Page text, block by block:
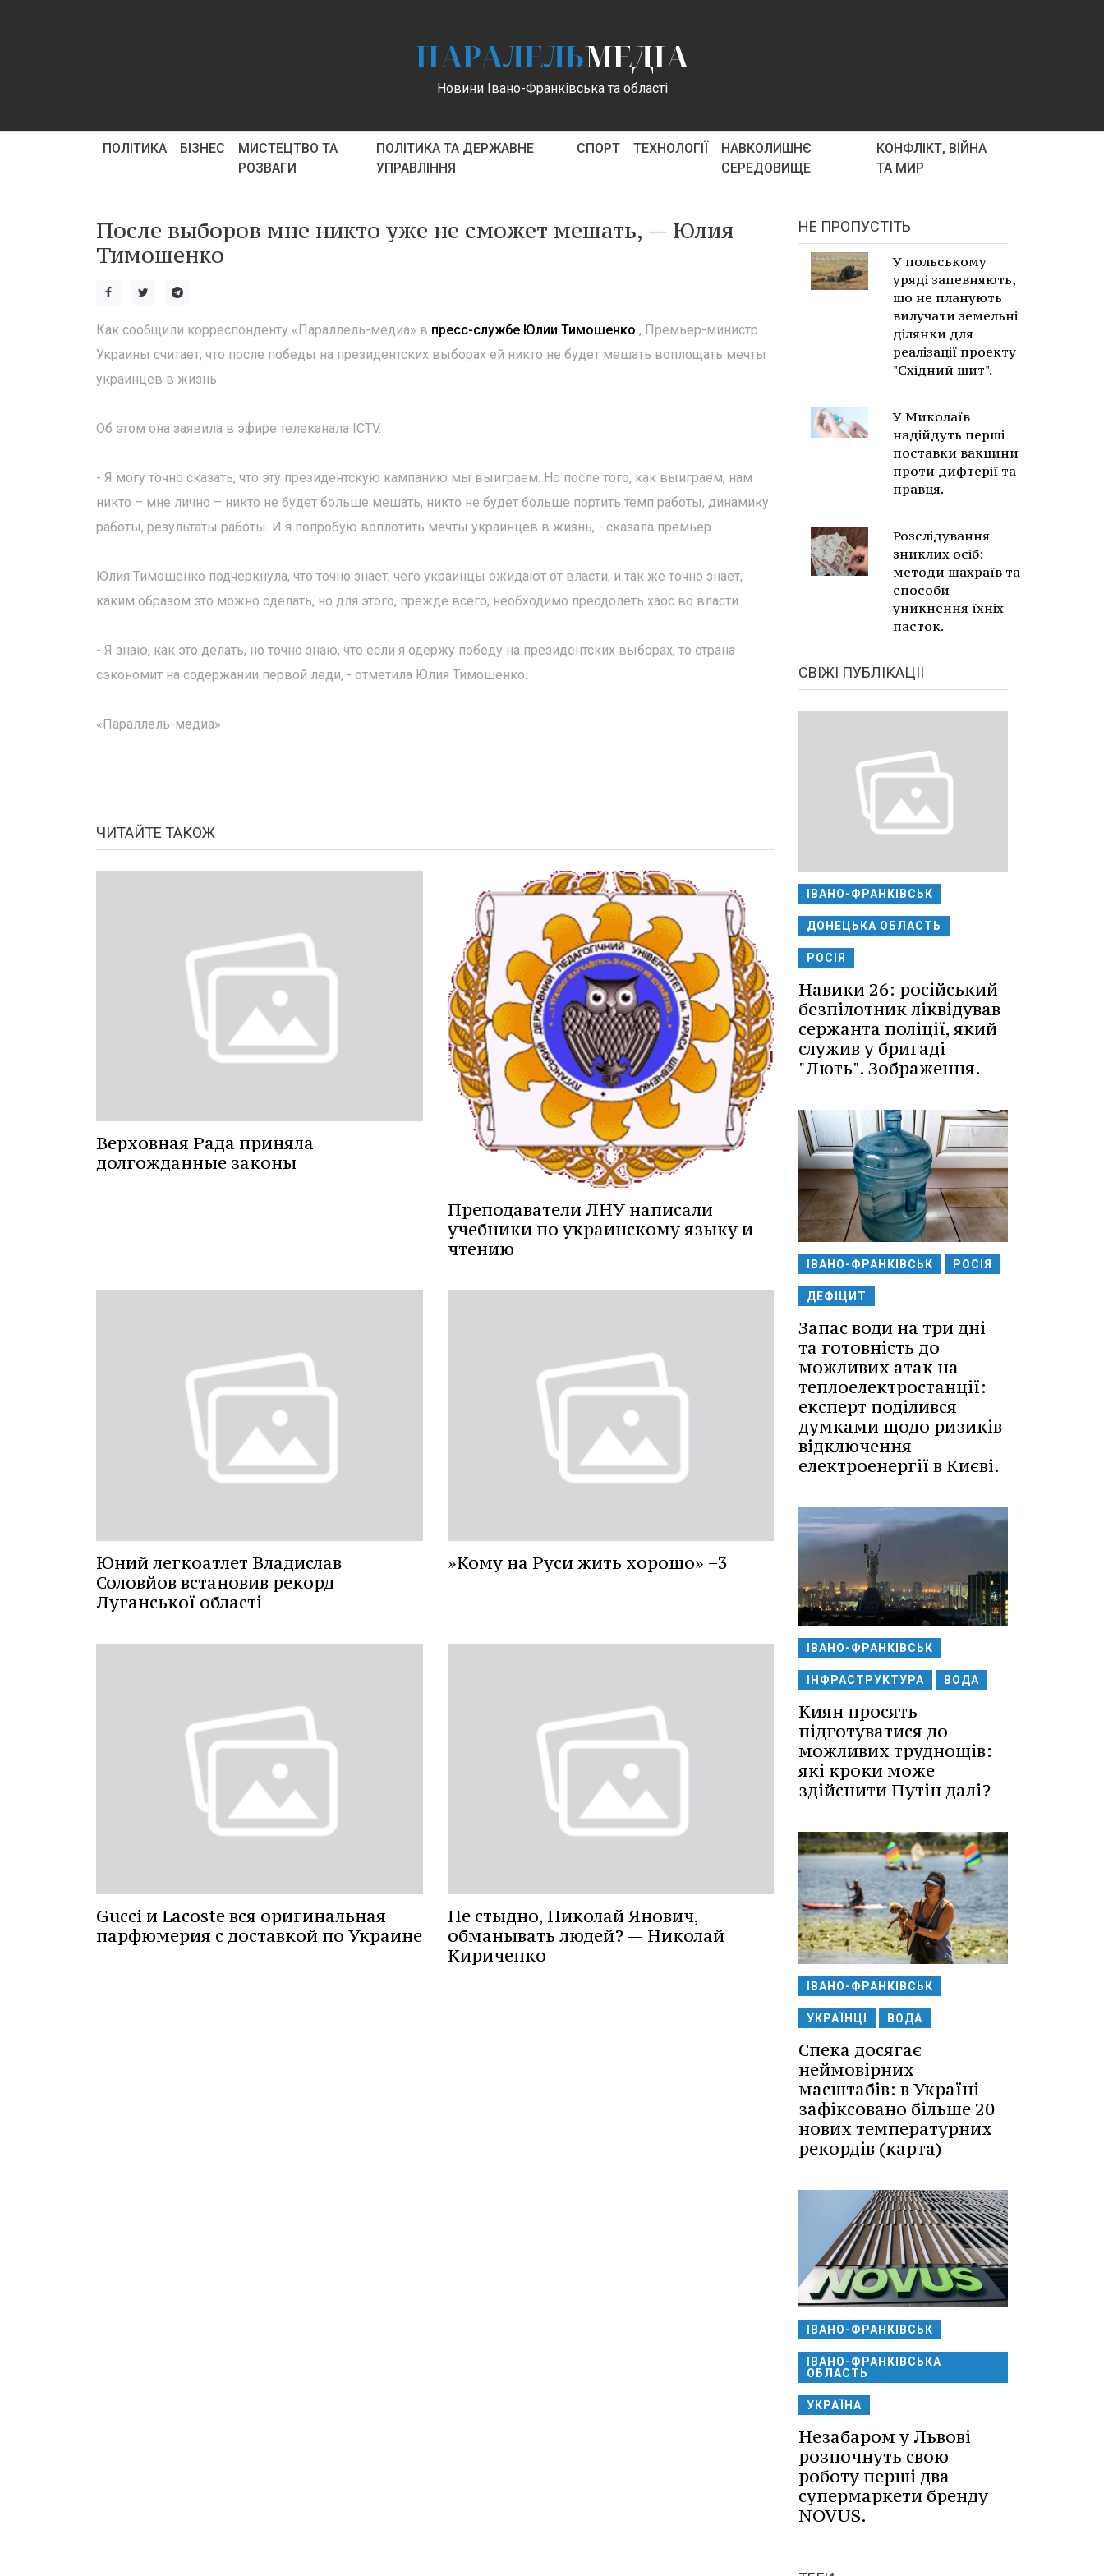
ПАРАЛЕЛЬМЕДІА
Новини Івано-Франківська та області
ПОЛІТИКА БІЗНЕС
МИСТЕЦТВО ТА
РОЗВАГИ
ПОЛІТИКА ТА ДЕРЖАВНЕ
УПРАВЛІННЯ
СПОРТ ТЕХНОЛОГІЇ
НАВКОЛИШНЄ
СЕРЕДОВИЩЕ
КОНФЛІКТ, ВІЙНА
ТА МИР
После выборов мне никто уже не сможет мешать, — Юлия
Тимошенко
Как сообщили корреспонденту «Параллель-медиа» в пресс-службе Юлии Тимошенко , Премьер-министр
Украины считает, что после победы на президентских выборах ей никто не будет мешать воплощать мечты
украинцев в жизнь.
Об этом она заявила в эфире телеканала ICTV.
- Я могу точно сказать, что эту президентскую кампанию мы выиграем. Но после того, как выиграем, нам
никто – мне лично – никто не будет больше мешать, никто не будет больше портить темп работы, динамику
работы, результаты работы. И я попробую воплотить мечты украинцев в жизнь, - сказала премьер.
Юлия Тимошенко подчеркнула, что точно знает, чего украинцы ожидают от власти, и так же точно знает,
каким образом это можно сделать, но для этого, прежде всего, необходимо преодолеть хаос во власти.
- Я знаю, как это делать, но точно знаю, что если я одержу победу на президентских выборах, то страна
сэкономит на содержании первой леди, - отметила Юлия Тимошенко.
«Параллель-медиа»
ЧИТАЙТЕ ТАКОЖ
Верховная Рада приняла
долгожданные законы
Преподаватели ЛНУ написали
учебники по украинскому языку и
чтению
Юний легкоатлет Владислав
Соловйов встановив рекорд
Луганської області
»Кому на Руси жить хорошо» −3
Gucci и Lacoste вся оригинальная
парфюмерия с доставкой по Украине
Не стыдно, Николай Янович,
обманывать людей? — Николай
Кириченко
НЕ ПРОПУСТІТЬ
У польському
уряді запевняють,
що не планують
вилучати земельні
ділянки для
реалізації проекту
"Східний щит".
У Миколаїв
надійдуть перші
поставки вакцини
проти дифтерії та
правця.
Розслідування
зниклих осіб:
методи шахраїв та
способи
уникнення їхніх
пасток.
СВІЖІ ПУБЛІКАЦІЇ
ІВАНО-ФРАНКІВСЬК
ДОНЕЦЬКА ОБЛАСТЬ
РОСІЯ
Навики 26: російський
безпілотник ліквідував
сержанта поліції, який
служив у бригаді
"Лють". Зображення.
ІВАНО-ФРАНКІВСЬК РОСІЯ
ДЕФІЦИТ
Запас води на три дні
та готовність до
можливих атак на
теплоелектростанції:
експерт поділився
думками щодо ризиків
відключення
електроенергії в Києві.
ІВАНО-ФРАНКІВСЬК
ІНФРАСТРУКТУРА ВОДА
Киян просять
підготуватися до
можливих труднощів:
які кроки може
здійснити Путін далі?
ІВАНО-ФРАНКІВСЬК
УКРАЇНЦІ ВОДА
Спека досягає
неймовірних
масштабів: в Україні
зафіксовано більше 20
нових температурних
рекордів (карта)
ІВАНО-ФРАНКІВСЬК
ІВАНО-ФРАНКІВСЬКА
ОБЛАСТЬ
УКРАЇНА
Незабаром у Львові
розпочнуть свою
роботу перші два
супермаркети бренду
NOVUS.